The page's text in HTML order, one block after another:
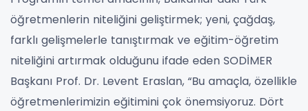
öğretmenlerin niteliğini geliştirmek; yeni, çağdaş,
farklı gelişmelerle tanıştırmak ve eğitim-öğretim
niteliğini artırmak olduğunu ifade eden SODİMER
Başkanı Prof. Dr. Levent Eraslan, “Bu amaçla, özellikle
öğretmenlerimizin eğitimini çok önemsiyoruz. Dört